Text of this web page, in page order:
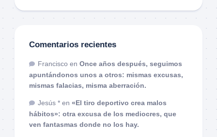
Comentarios recientes
Francisco en Once años después, seguimos
apuntándonos unos a otros: mismas excusas,
mismas falacias, misma aberración.
Jesús * en «El tiro deportivo crea malos
hábitos»: otra excusa de los mediocres, que
ven fantasmas donde no los hay.